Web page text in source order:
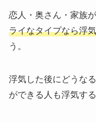
恋人・奥さん・家族が
ライなタイプなら浮
う。
浮気した後にどうな
ができる人も浮気す